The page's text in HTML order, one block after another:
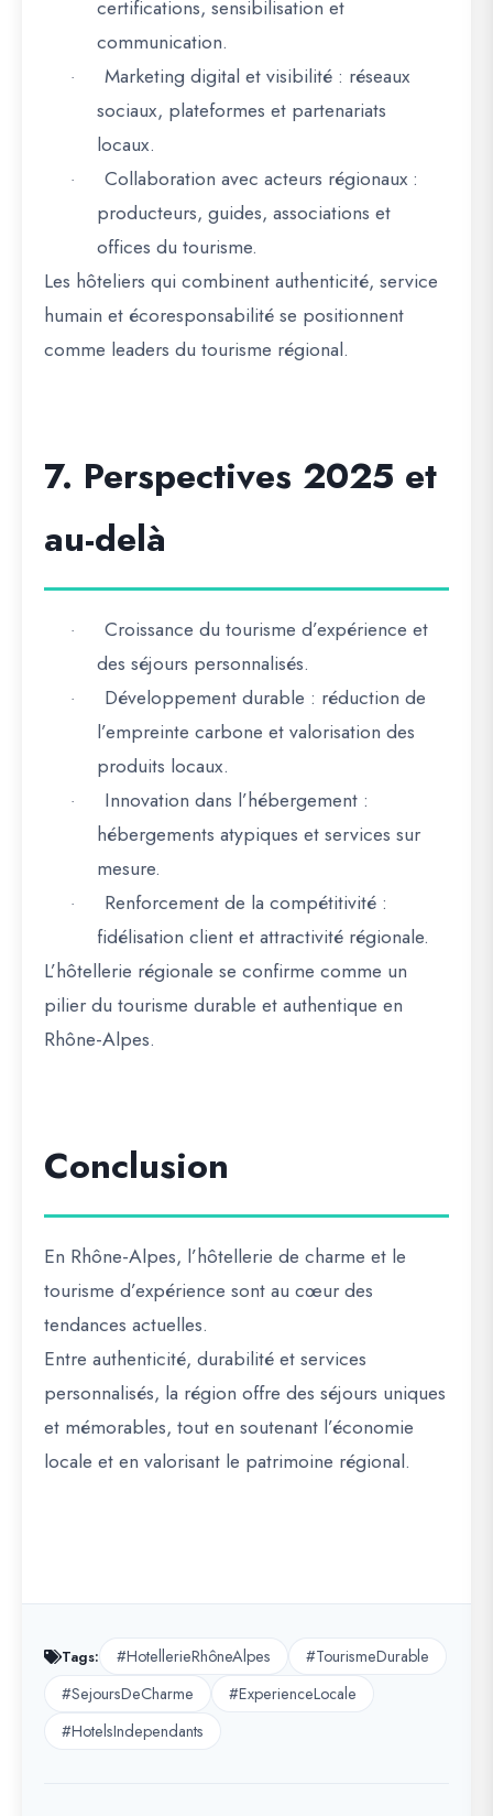
certifications, sensibilisation et
communication.
· Marketing digital et visibilité : réseaux
sociaux, plateformes et partenariats
locaux.
· Collaboration avec acteurs régionaux :
producteurs, guides, associations et
offices du tourisme.
Les hôteliers qui combinentauthenticité, service
humain et écoresponsabilitése positionnent
comme leaders du tourisme régional.
7. Perspectives 2025 et
au-delà
· Croissance du tourisme d’expérience et
des séjours personnalisés.
· Développement durable : réduction de
l’empreinte carbone et valorisation des
produits locaux.
· Innovation dans l’hébergement :
hébergements atypiques et services sur
mesure.
· Renforcement de la compétitivité :
fidélisation client et attractivité régionale.
L’hôtellerie régionale se confirme comme un
pilier du tourisme durable et authentique en
Rhône-Alpes.
Conclusion
En Rhône-Alpes, l’hôtellerie de charme et le
tourisme d’expérience sont au cœur des
tendances actuelles.
Entre authenticité, durabilité et services
personnalisés, la région offre des séjours uniques
et mémorables, tout en soutenant l’économie
locale et en valorisant le patrimoine régional.
Tags: #HotellerieRhôneAlpes
#TourismeDurable
#SejoursDeCharme
#ExperienceLocale
#HotelsIndependants